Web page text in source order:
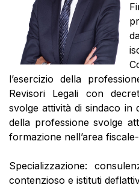
l’esercizio della
Revisori Legali con
svolge attività di sindaco in
della professione svolge
formazione nell’area
Specializzazione:
contenzioso e istituti